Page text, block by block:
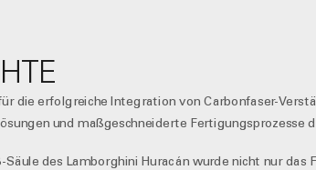
die erfolgreiche Integration von Carbonfaser-
und maßgeschneiderte
des Lamborghini Huracán wurde nicht nur